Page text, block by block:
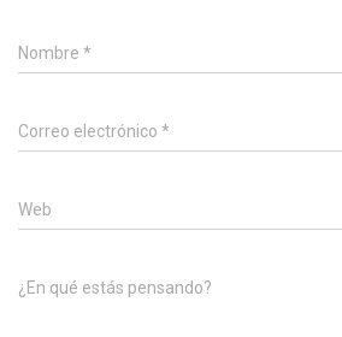
Nombre *
Correo electrónico *
Web
¿En qué estás pensando?